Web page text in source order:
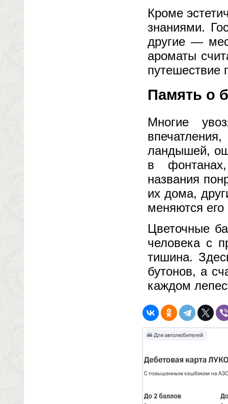
Кроме
знаниями.
другие —
ароматы
путешествие
Память о
Многие
ландышей,
в
названия
их дома,
меняются
Цветочные
человека с
тишина.
бутонов, а
каждом